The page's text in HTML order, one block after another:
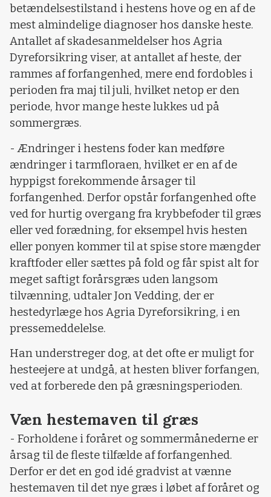
betændelsestilstand i hestens hove og en af de
mest almindelige diagnoser hos danske heste.
Antallet af skadesanmeldelser hos Agria
Dyreforsikring viser, at antallet af heste, der
rammes af forfangenhed, mere end fordobles i
perioden fra maj til juli, hvilket netop er den
periode, hvor mange heste lukkes ud på
sommergræs.
- Ændringer i hestens foder kan medføre
ændringer i tarmfloraen, hvilket er en af de
hyppigst forekommende årsager til
forfangenhed. Derfor opstår forfangenhed ofte
ved for hurtig overgang fra krybbefoder til græs
eller ved forædning, for eksempel hvis hesten
eller ponyen kommer til at spise store mængder
kraftfoder eller sættes på fold og får spist alt for
meget saftigt forårsgræs uden langsom
tilvænning, udtaler Jon Vedding, der er
hestedyrlæge hos Agria Dyreforsikring, i en
pressemeddelelse.
Han understreger dog, at det ofte er muligt for
hesteejere at undgå, at hesten bliver forfangen,
ved at forberede den på græsningsperioden.
Væn hestemaven til græs
- Forholdene i foråret og sommermånederne er
årsag til de fleste tilfælde af forfangenhed.
Derfor er det en god idé gradvist at vænne
hestemaven til det nye græs i løbet af foråret og